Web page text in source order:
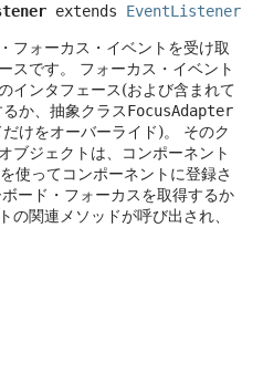
extends EventListener
フォーカス・イベントを受け取
スです。
フォーカス・イベント
インタフェース(および含まれて
か、抽象クラスFocusAdapter
けをオーバーライド)。
そのク
ブジェクトは、コンポーネント
使ってコンポーネントに登録さ
ード・フォーカスを取得するか
の関連メソッドが呼び出され、